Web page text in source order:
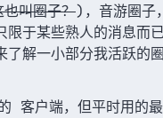
也叫圈子？)，音游圈子
于某些熟人的消息而已
一小部分我活跃的圈
户端，但平时用的